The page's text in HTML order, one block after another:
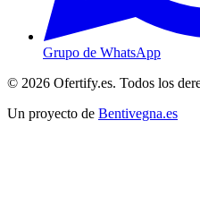
Grupo de WhatsApp
© 2026 Ofertify.es. Todos los
Un proyecto de Bentivegna.es